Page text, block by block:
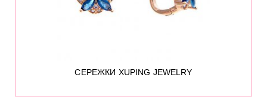
СЕРЕЖКИ XUPING JEWELRY